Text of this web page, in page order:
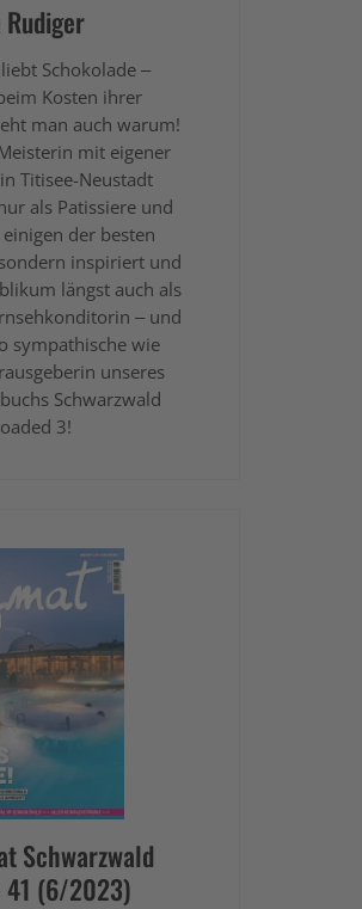
Rudiger
Schokolade –
Kosten ihrer
man auch warum!
mit eigener
Titisee-Neustadt
als Patissiere und
der besten
inspiriert und
längst auch als
– und
sympathische wie
unseres
Schwarzwald
3!
Schwarzwald
41 (6/2023)